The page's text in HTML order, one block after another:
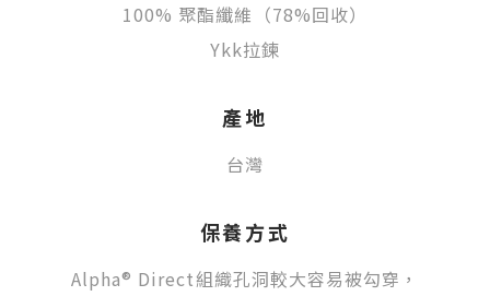
100% 聚酯纖維（78%回收）
Ykk拉鍊
產地
台灣
保養方式
Alpha® Direct組織孔洞較大容易被勾穿，